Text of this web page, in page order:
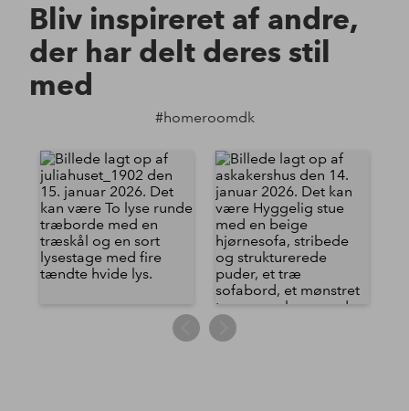
Bliv inspireret af andre,
der har delt deres stil
med
#homeroomdk